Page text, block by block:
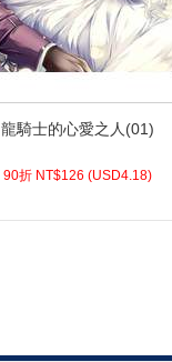
龍騎士的心愛之人(01)
90折 NT$126 (USD4.18)